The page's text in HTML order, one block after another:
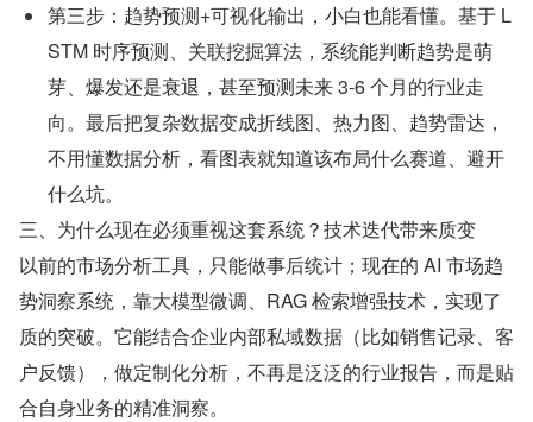
第三步：趋势预测+可视化输出，小白也能看懂。基于 L
STM 时序预测、关联挖掘算法，系统能判断趋势是萌
芽、爆发还是衰退，甚至预测未来 3-6 个月的行业走
向。最后把复杂数据变成折线图、热力图、趋势雷达，
不用懂数据分析，看图表就知道该布局什么赛道、避开
什么坑。
三、为什么现在必须重视这套系统？技术迭代带来质变
以前的市场分析工具，只能做事后统计；现在的 AI 市场趋
势洞察系统，靠大模型微调、RAG 检索增强技术，实现了
质的突破。它能结合企业内部私域数据（比如销售记录、客
户反馈），做定制化分析，不再是泛泛的行业报告，而是贴
合自身业务的精准洞察。